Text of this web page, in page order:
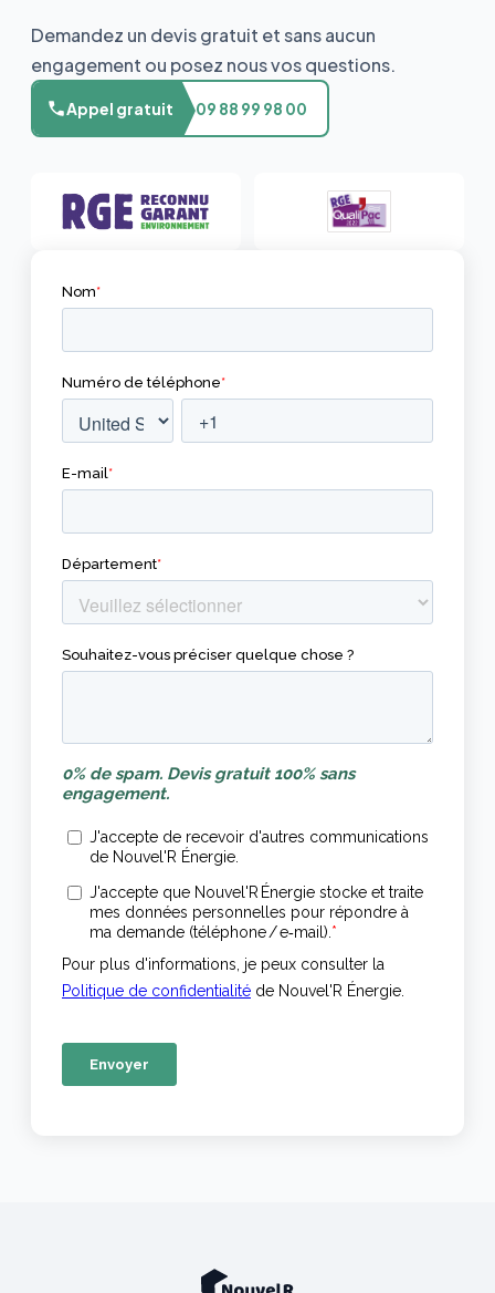
Demandez un devis gratuit et sans aucun
engagement ou posez nous vos questions.
Appel gratuit 09 88 99 98 00